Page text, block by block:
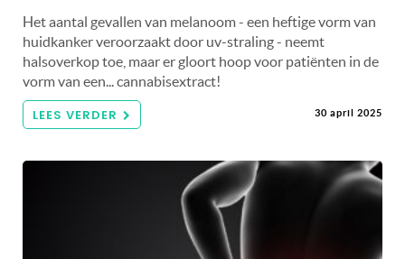
Het aantal gevallen van melanoom - een heftige vorm van
huidkanker veroorzaakt door uv-straling - neemt
halsoverkop toe, maar er gloort hoop voor patiënten in de
vorm van een... cannabisextract!
LEES VERDER 30 april 2025